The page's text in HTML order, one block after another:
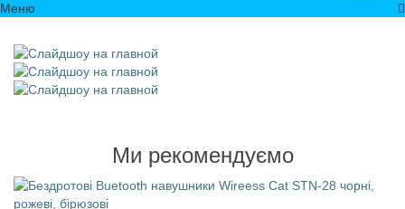
Меню
Ми рекомендуємо